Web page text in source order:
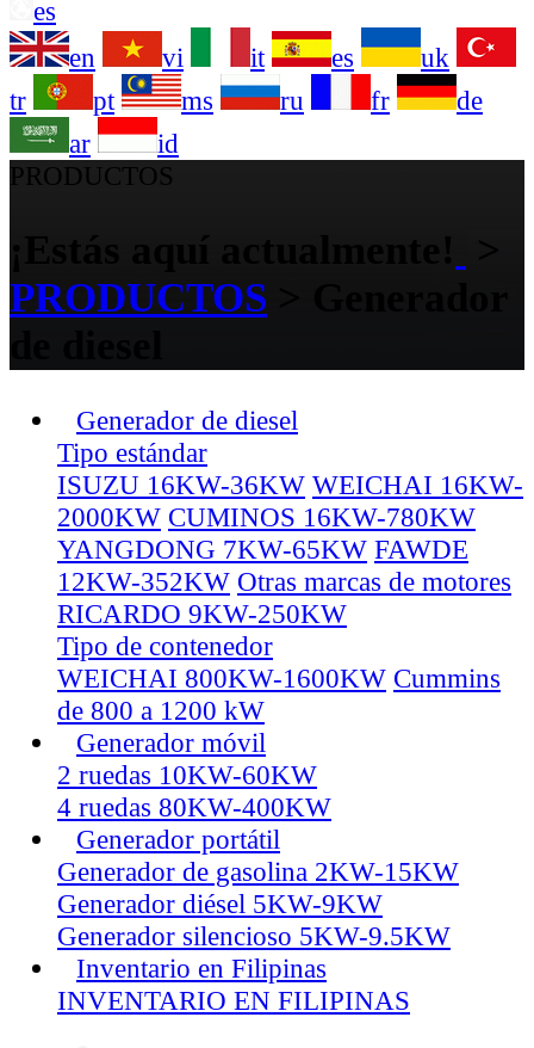
es
en
vi it es
uk
tr
pt ms ru fr
de
ar
id
PRODUCTOS
PRODUCTOS
Generador de diesel
Tipo estándar
ISUZU 16KW-36KW WEICHAI 16KW-
2000KW CUMINOS 16KW-780KW
YANGDONG 7KW-65KW FAWDE
12KW-352KW Otras marcas de motores
RICARDO 9KW-250KW
Tipo de contenedor
WEICHAI 800KW-1600KW Cummins
de 800 a 1200 kW
Generador móvil
2 ruedas 10KW-60KW
4 ruedas 80KW-400KW
Generador portátil
Generador de gasolina 2KW-15KW
Generador diésel 5KW-9KW
Generador silencioso 5KW-9.5KW
Inventario en Filipinas
INVENTARIO EN FILIPINAS